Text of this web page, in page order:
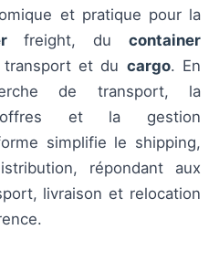
et pratique pour la
freight, ducontainer
et du cargo. En
de transport, la
offres et la gestion
simplifie le shipping,
répondant aux
livraison et relocation